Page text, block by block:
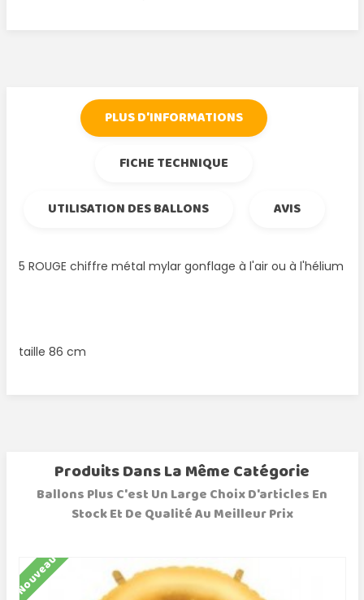
PLUS D'INFORMATIONS
FICHE TECHNIQUE
UTILISATION DES BALLONS
AVIS
5 ROUGE chiffre métal mylar gonflage à l'air ou à l'hélium
taille 86 cm
Produits Dans La Même Catégorie
Ballons Plus C'est Un Large Choix D'articles En
Stock Et De Qualité Au Meilleur Prix
Nouveau